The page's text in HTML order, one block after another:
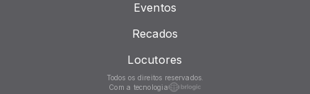
Eventos
Recados
Locutores
Todos os direitos reservados.
Com a tecnologia